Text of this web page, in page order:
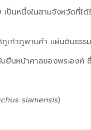
ป็นหนึ่งในสามจังหวัดที่ไ
เก้าภูพานคำ แผ่นดินธรร
บยืนหน้าศาลของพระองค์
siamensis)